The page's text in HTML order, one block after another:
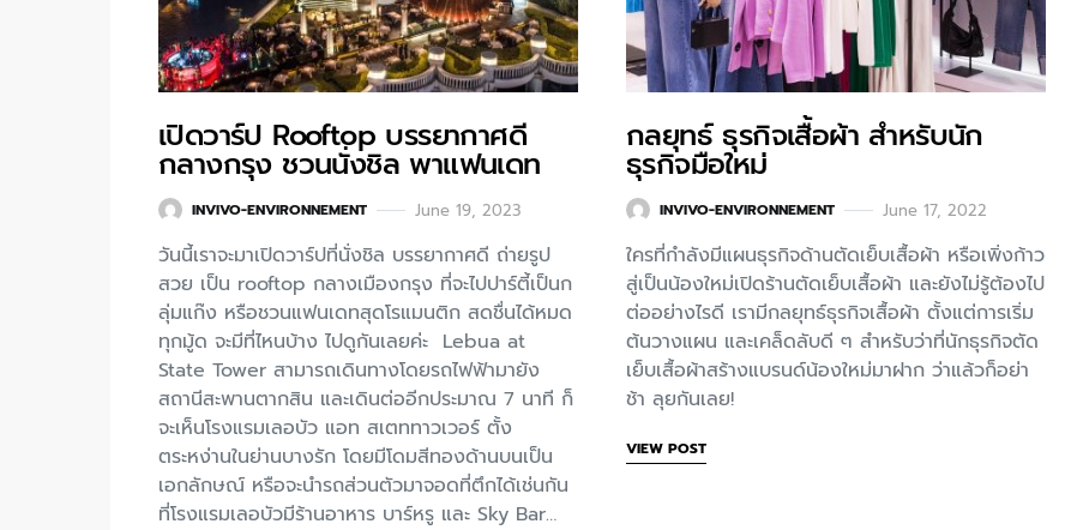
เปิดวาร์ป Rooftop บรรยากาศดี
กลางกรุง ชวนนั่งชิล พาแฟนเดท
INVIVO-ENVIRONNEMENT June 19, 2023
วันนี้เราจะมาเปิดวาร์ปที่นั่งชิล บรรยากาศดี ถ่ายรูป
สวย เป็น rooftop กลางเมืองกรุง ที่จะไปปาร์ตี้เป็นก
ลุ่มแก๊ง หรือชวนแฟนเดทสุดโรแมนติก สดชื่นได้หมด
ทุกมู้ด จะมีที่ไหนบ้าง ไปดูกันเลยค่ะ Lebua at
State Tower สามารถเดินทางโดยรถไฟฟ้ามายัง
สถานีสะพานตากสิน และเดินต่ออีกประมาณ 7 นาที ก็
จะเห็นโรงแรมเลอบัว แอท สเตททาวเวอร์ ตั้ง
ตระหง่านในย่านบางรัก โดยมีโดมสีทองด้านบนเป็น
เอกลักษณ์ หรือจะนำรถส่วนตัวมาจอดที่ตึกได้เช่นกัน
ที่โรงแรมเลอบัวมีร้านอาหาร บาร์หรู และ Sky Bar…
กลยุทธ์ ธุรกิจเสื้อผ้า สำหรับนัก
ธุรกิจมือใหม่
INVIVO-ENVIRONNEMENT June 17, 2022
ใครที่กำลังมีแผนธุรกิจด้านตัดเย็บเสื้อผ้า หรือเพิ่งก้าว
สู่เป็นน้องใหม่เปิดร้านตัดเย็บเสื้อผ้า และยังไม่รู้ต้องไป
ต่ออย่างไรดี เรามีกลยุทธ์ธุรกิจเสื้อผ้า ตั้งแต่การเริ่ม
ต้นวางแผน และเคล็ดลับดี ๆ สำหรับว่าที่นักธุรกิจตัด
เย็บเสื้อผ้าสร้างแบรนด์น้องใหม่มาฝาก ว่าแล้วก็อย่า
ช้า ลุยกันเลย!
VIEW POST